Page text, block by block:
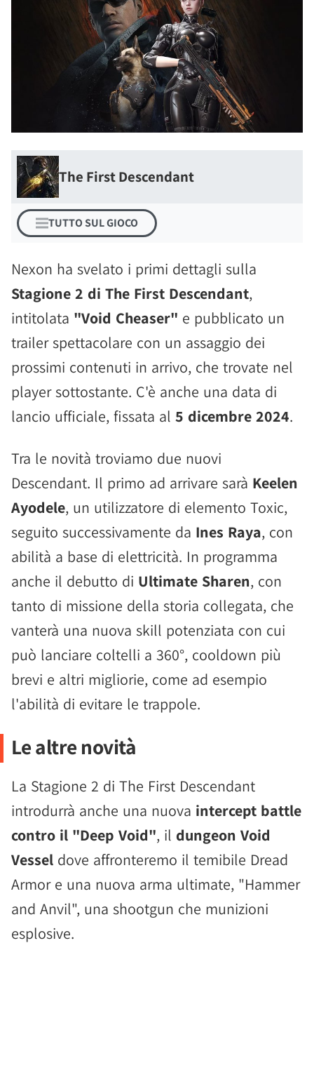
The First Descendant
TUTTO SUL GIOCO
Nexon ha svelato i primi dettagli sulla
Stagione 2 di The First Descendant,
intitolata "Void Cheaser" e pubblicato un
trailer spettacolare con un assaggio dei
prossimi contenuti in arrivo, che trovate nel
player sottostante. C'è anche una data di
lancio ufficiale, fissata al 5 dicembre 2024.
Tra le novità troviamo due nuovi
Descendant. Il primo ad arrivare sarà Keelen
Ayodele, un utilizzatore di elemento Toxic,
seguito successivamente da Ines Raya, con
abilità a base di elettricità. In programma
anche il debutto di Ultimate Sharen, con
tanto di missione della storia collegata, che
vanterà una nuova skill potenziata con cui
può lanciare coltelli a 360°, cooldown più
brevi e altri migliorie, come ad esempio
l'abilità di evitare le trappole.
Le altre novità
La Stagione 2 di The First Descendant
introdurrà anche una nuova intercept battle
contro il "Deep Void", il dungeon Void
Vessel dove affronteremo il temibile Dread
Armor e una nuova arma ultimate, "Hammer
and Anvil", una shootgun che munizioni
esplosive.